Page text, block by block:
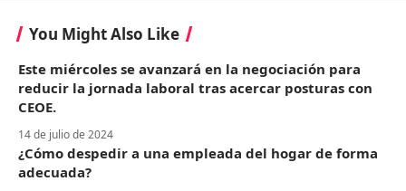
You Might Also Like
Este miércoles se avanzará en la negociación para
reducir la jornada laboral tras acercar posturas con
CEOE.
14 de julio de 2024
¿Cómo despedir a una empleada del hogar de forma
adecuada?